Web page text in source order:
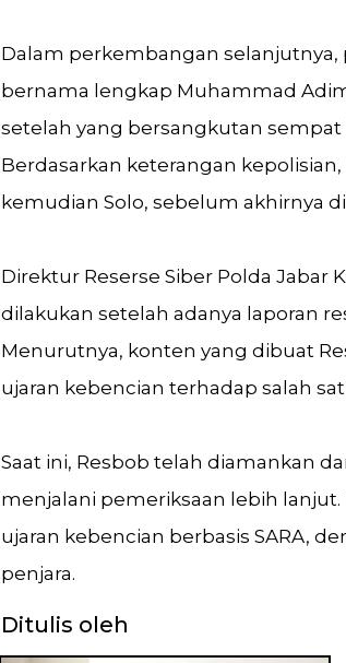
Dalam perkembangan selanjutnya,
bernama lengkap Muhammad
setelah yang bersangkutan
Berdasarkan keterangan
kemudian Solo, sebelum akhirnya
Direktur Reserse Siber Polda Jabar
dilakukan setelah adanya laporan
Menurutnya, konten yang dibuat
ujaran kebencian terhadap salah
Saat ini, Resbob telah diamankan
menjalani pemeriksaan lebih lanjut.
ujaran kebencian berbasis SARA,
penjara.
Ditulis oleh